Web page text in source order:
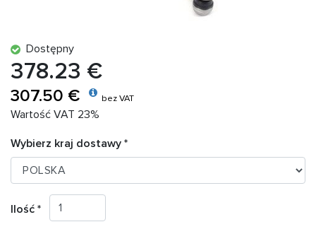
Dostępny
378.23 €
307.50 € bez VAT
Wartość VAT 23%
Wybierz kraj dostawy *
Ilość *